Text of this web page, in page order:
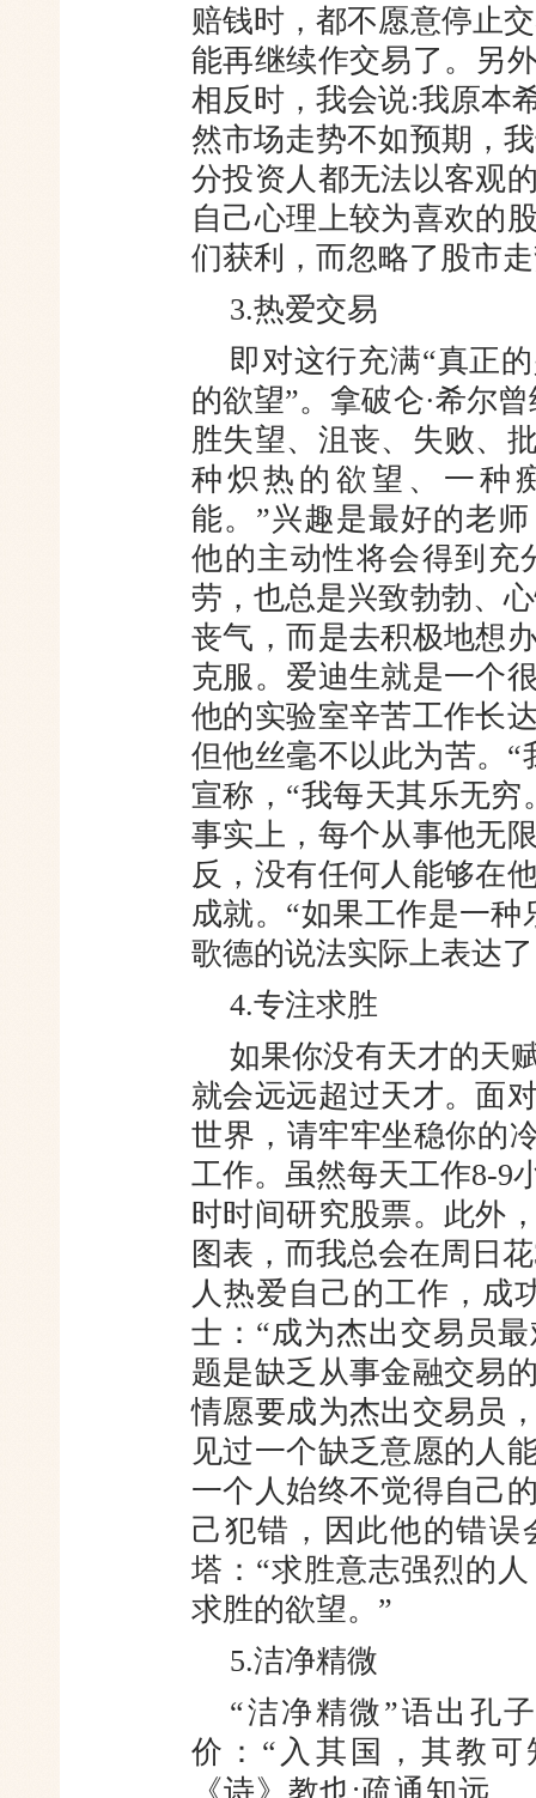
赔钱时，都不愿意停止
能再继续作交易了。另
相反时，我会说:我原本
然市场走势不如预期，
分投资人都无法以客观
自己心理上较为喜欢的
们获利，而忽略了股市
3.热爱交易
即对这行充满“真正
的欲望”。拿破仑·希尔
胜失望、沮丧、失败、
种炽热的欲望、一种
能。”兴趣是最好的老
他的主动性将会得到充
劳，也总是兴致勃勃、
丧气，而是去积极地想
克服。爱迪生就是一个
他的实验室辛苦工作长
但他丝毫不以此为苦。
宣称，“我每天其乐无
事实上，每个从事他无
反，没有任何人能够在
成就。“如果工作是一
歌德的说法实际上表达
4.专注求胜
如果你没有天才的天
就会远远超过天才。面
世界，请牢牢坐稳你的
工作。虽然每天工作8-9
时时间研究股票。此外
图表，而我总会在周日
人热爱自己的工作，成
士：“成为杰出交易员
题是缺乏从事金融交易
情愿要成为杰出交易员
见过一个缺乏意愿的人
一个人始终不觉得自己
己犯错，因此他的错误
塔：“求胜意志强烈的
求胜的欲望。”
5.洁净精微
“洁净精微”语出孔
价：“入其国，其教